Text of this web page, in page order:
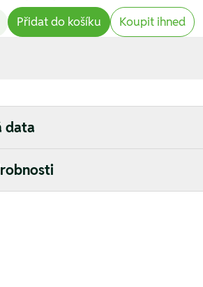
Přidat do košíku Koupit ihned
data